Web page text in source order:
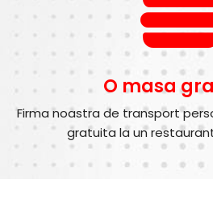
O masa
Firma noastra de transport
gratuita la un